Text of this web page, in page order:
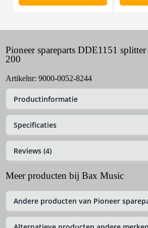
Pioneer spareparts DDE1151
200
Artikelnr: 9000-0052-8244
Productinformatie
Specificaties
Reviews (4)
Meer producten bij Bax Music
Andere producten van Pioneer